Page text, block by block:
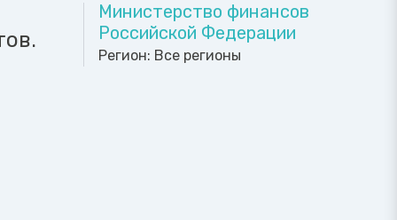
Министерство финансов
Российской Федерации
Регион: Все регионы